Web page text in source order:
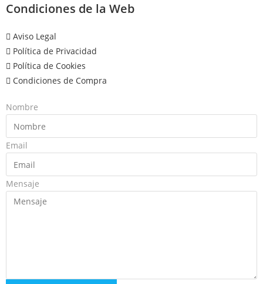
Condiciones de la Web
Aviso Legal
Política de Privacidad
Política de Cookies
Condiciones de Compra
Nombre
Email
Mensaje